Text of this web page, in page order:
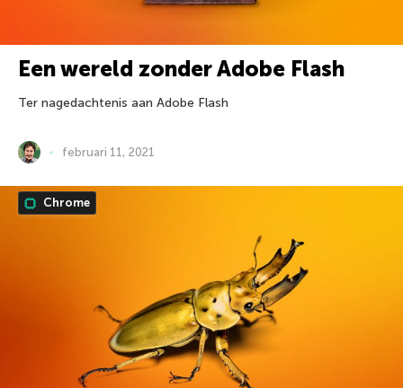
Een wereld zonder Adobe Flash
Ter nagedachtenis aan Adobe Flash
februari 11, 2021
Chrome